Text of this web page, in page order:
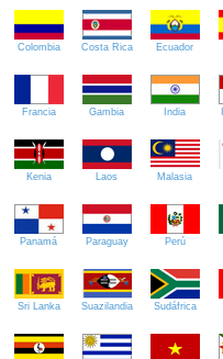
Colombia Costa Rica Ecuador
Francia Gambia India
Kenia Laos Malasia
Panamá Paraguay Perú
Sri Lanka Suazilandia Sudáfrica